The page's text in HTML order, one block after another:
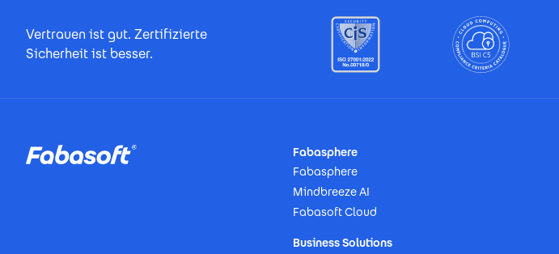
Vertrauen ist gut. Zertifizierte
Sicherheit ist besser.
Fabasphere
Fabasphere
Mindbreeze AI
Fabasoft Cloud
Business Solutions